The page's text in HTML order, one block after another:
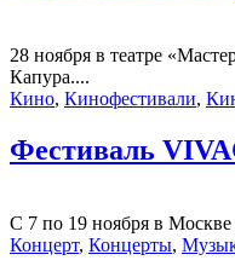
28 ноября в театре
Капура....
Кино, Кинофестивали,
Фестиваль
С 7 по 19 ноября в
Концерт, Концерты,